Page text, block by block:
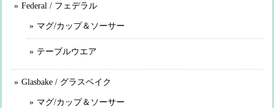
Federal / フェデラル
マグ/カップ＆ソーサー
テーブルウエア
Glasbake / グラスベイク
マグ/カップ＆ソーサー